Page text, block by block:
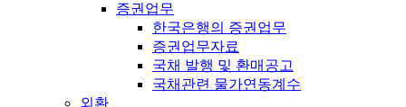
증권업무
한국은행의 증권업무
증권업무자료
국채 발행 및 환매공고
국채관련 물가연동계수
외환